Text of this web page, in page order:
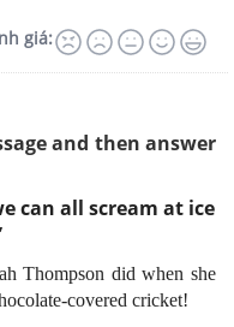
giá:
and then answer
can all scream at ice
Thompson did when she
covered cricket!